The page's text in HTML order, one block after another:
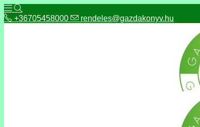
+36705458000 rendeles@gazdakonyv.hu